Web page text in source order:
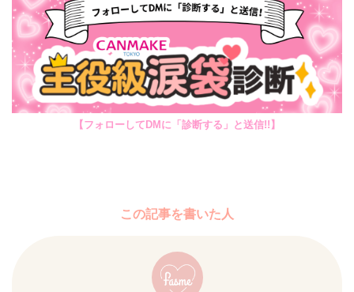
【フォローしてDMに「診断する」と送信!!】
この記事を書いた人